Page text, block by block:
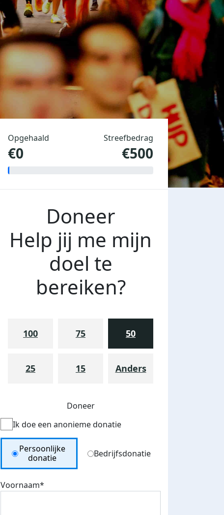
Opgehaald
€0
Streefbedrag
€500
Doneer
Help jij me mijn
doel te
bereiken?
100 75 50
25 15 Anders
Doneer
Ik doe een anonieme donatie
Donation Type
Persoonlijke
donatie
Bedrijfsdonatie
Voornaam*